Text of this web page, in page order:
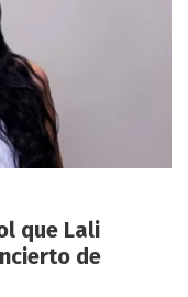
que Lali
de